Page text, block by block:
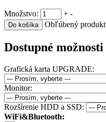
Množstvo: + -
Obľúbený produkt
Dostupné možnosti
Grafická karta UPGRADE:
Monitor:
Rozšírenie HDD a SSD:
WiFi&Bluetooth: